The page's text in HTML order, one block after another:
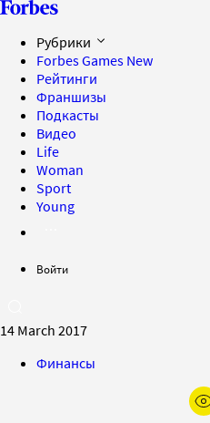
Рубрики
Forbes Games New
Рейтинги
Франшизы
Подкасты
Видео
Life
Woman
Sport
Young
Войти
14 March 2017
Финансы